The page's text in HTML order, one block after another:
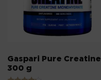
Gaspari Pure Creatine
300 g